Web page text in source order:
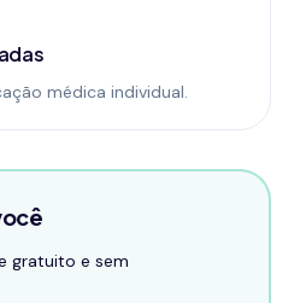
médica individual.
gratuito e sem